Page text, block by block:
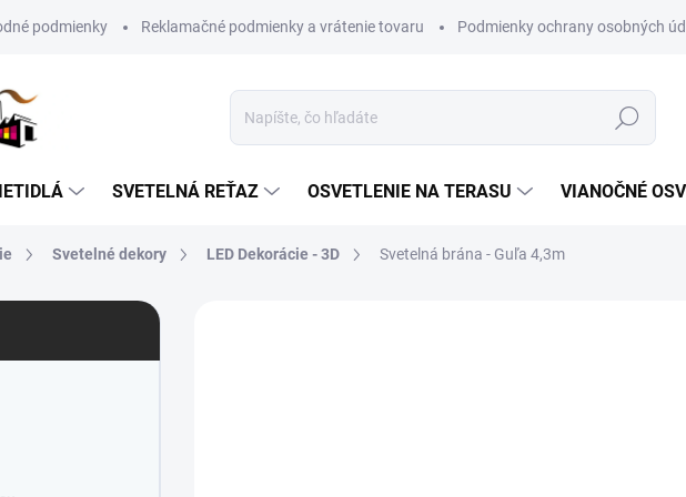
podmienky Reklamačné podmienky a vrátenie tovaru Podmienky ochrany osobných
Hľadať
SVETELNÁ REŤAZ OSVETLENIE NA TERASU VIANOČNÉ
Svetelné dekory LED Dekorácie - 3D Svetelná brána - Guľa 4,3m